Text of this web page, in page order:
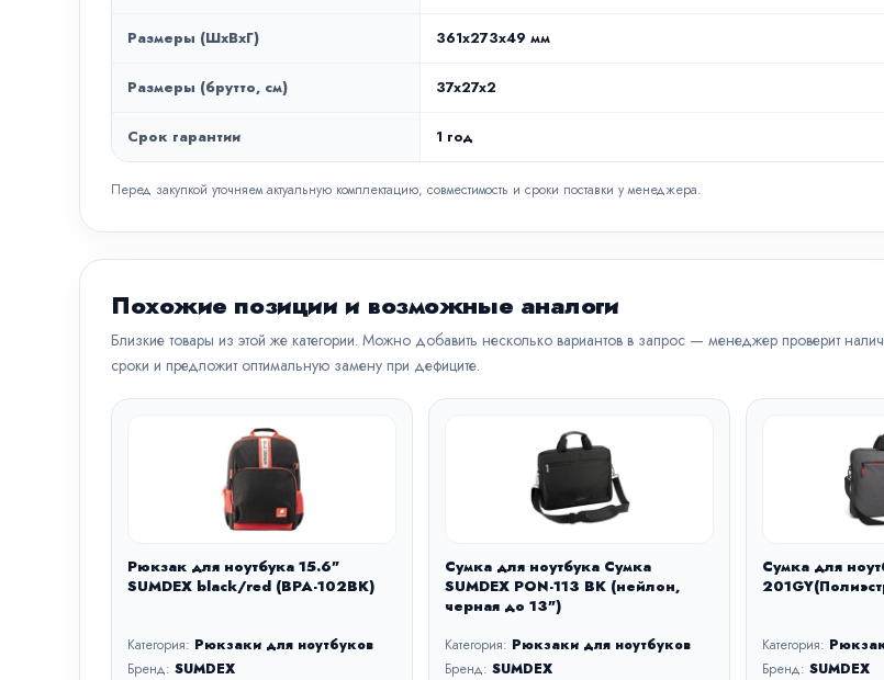
Размеры (ШxВxГ) 361x273x49 мм
Размеры (брутто, см) 37x27x2
Срок гарантии 1 год
Перед закупкой уточняем актуальную комплектацию, совместимость и сроки поставки у менеджера.
Похожие позиции и возможные аналоги
Близкие товары из этой же категории. Можно добавить несколько вариантов в запрос — менеджер проверит
сроки и предложит оптимальную замену при дефиците.
Рюкзак для ноутбука 15.6"
SUMDEX black/red (BPA-102BK)
Категория: Рюкзаки для ноутбуков
Бренд: SUMDEX
Сумка для ноутбука Сумка
SUMDEX PON-113 BK (нейлон,
черная до 13")
Категория: Рюкзаки для ноутбуков
Бренд: SUMDEX
Сумка для
Категория:
Бренд: SUMDEX